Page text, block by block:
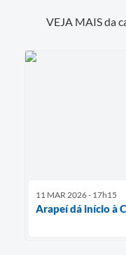
VEJA MAIS da
11 MAR 2026 - 17h15
Arapeí dá início à